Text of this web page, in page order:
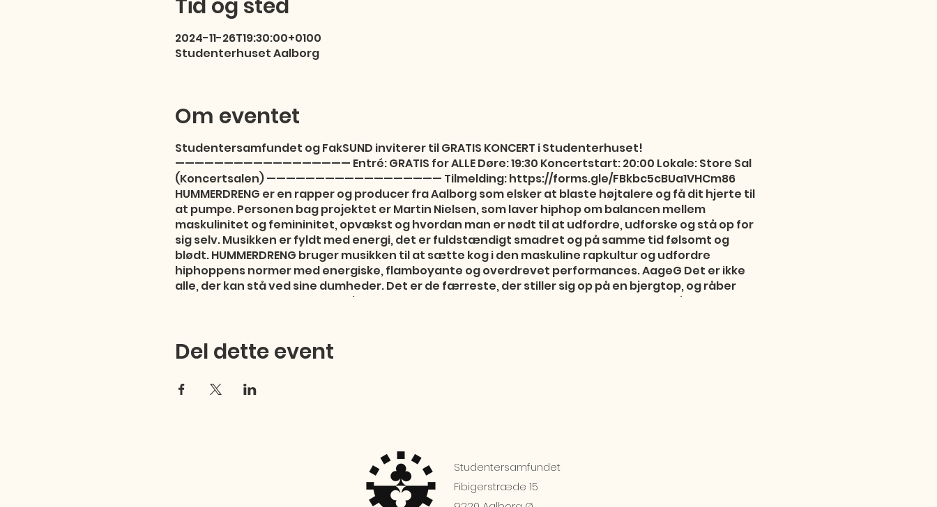
Tid og sted
2024-11-26T19:30:00+0100
Studenterhuset Aalborg
Om eventet
Studentersamfundet og FakSUND inviterer til GRATIS KONCERT i Studenterhuset!
—————————————————— Entré: GRATIS for ALLE Døre: 19:30 Koncertstart: 20:00 Lokale: Store Sal
(Koncertsalen) —————————————————— Tilmelding: https://forms.gle/FBkbc5cBUa1VHCm86
HUMMERDRENG er en rapper og producer fra Aalborg som elsker at blaste højtalere og få dit hjerte til
at pumpe. Personen bag projektet er Martin Nielsen, som laver hiphop om balancen mellem
maskulinitet og femininitet, opvækst og hvordan man er nødt til at udfordre, udforske og stå op for
sig selv. Musikken er fyldt med energi, det er fuldstændigt smadret og på samme tid følsomt og
blødt. HUMMERDRENG bruger musikken til at sætte kog i den maskuline rapkultur og udfordre
hiphoppens normer med energiske, flamboyante og overdrevet performances. AageG Det er ikke
alle, der kan stå ved sine dumheder. Det er de færreste, der stiller sig op på en bjergtop, og råber
dem ud til verdenen. Men nordjysk rapper Aage G er ikke bange for at indrømme sine fejl i
nok må erkende at relatere til. Da han i gymnasiet havde svært ved at fortælle sine venner om
problemer, vendte han sig til papiret og skrev rim i stedet. Derfor er han nu knivskarp som et
humoristiske bars sat til smadrede old-school inspirerede produktioner, og Aage G bliver aldrig sat
Del dette event
Studentersamfundet
Fibigerstræde 15